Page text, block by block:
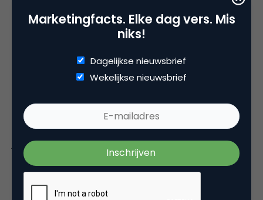
inderdaad heel positief, zowel wat betreft de
papieren folders als ook de digitale folders. Dat zie
je o.a. ook bij het rapportcijfer dat zij geven (een
7,0) en hun antwoorden op de stellingen over
folders. Maar jongeren worden wat minder bereikt
door (papieren) folders dan de wat oudere
Marketingfacts. Elke dag vers. Mis
niks!
Dagelijkse nieuwsbrief
Wekelijkse nieuwsbrief